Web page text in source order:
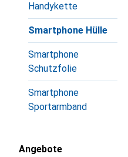
Handykette
Smartphone Hülle
Smartphone
Schutzfolie
Smartphone
Sportarmband
Angebote